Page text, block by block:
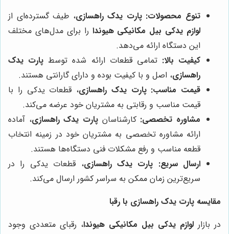
تنوع محصولات: پارت یدک راهسازی، طیف گسترده‌ای از
لوازم یدکی بیل مکانیکی هیوندا را برای مدل‌های مختلف
این دستگاه ارائه می‌دهد.
کیفیت بالا: تمامی قطعات ارائه شده توسط پارت یدک
راهسازی، اصل و با کیفیت بوده و دارای گارانتی هستند.
قیمت مناسب: پارت یدک راهسازی، قطعات یدکی را با
قیمت مناسب و رقابتی به مشتریان خود عرضه می‌کند.
مشاوره تخصصی: کارشناسان پارت یدک راهسازی، آماده
ارائه مشاوره تخصصی به مشتریان خود در زمینه انتخاب
قطعه مناسب و رفع مشکلات فنی دستگاه‌ها هستند.
ارسال سریع: پارت یدک راهسازی، قطعات یدکی را در
سریع‌ترین زمان ممکن به سراسر کشور ارسال می‌کند.
مقایسه پارت یدک راهسازی با رقبا
در بازار لوازم یدکی بیل مکانیکی هیوندا، رقبای متعددی وجود